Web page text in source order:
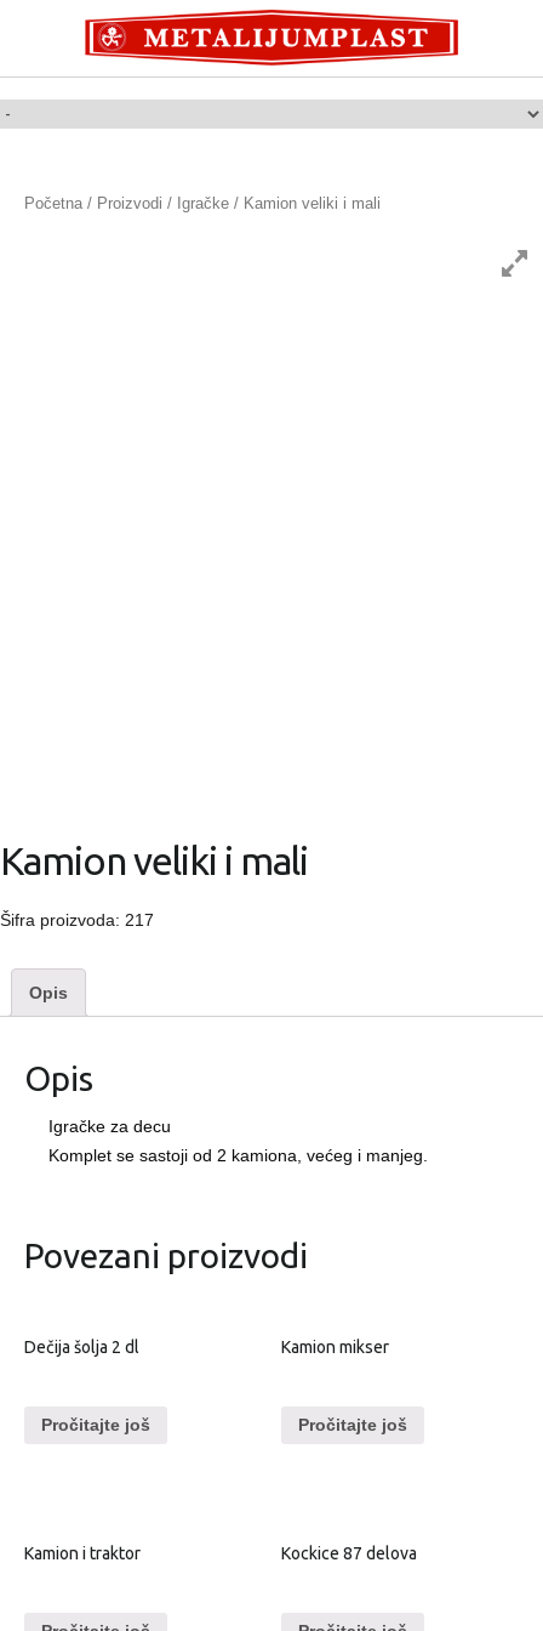
Početna / Proizvodi / Igračke / Kamion veliki i mali
Kamion veliki i mali
Šifra proizvoda: 217
Opis
Opis
Igračke za decu
Komplet se sastoji od 2 kamiona, većeg i manjeg.
Povezani proizvodi
Dečija šolja 2 dl
Pročitajte još
Kamion mikser
Pročitajte još
Kamion i traktor Kockice 87 delova